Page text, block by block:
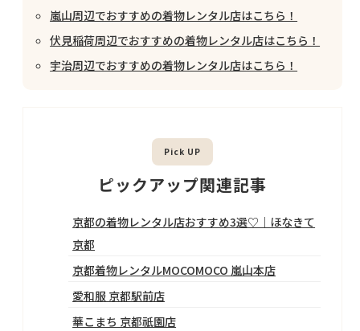
嵐山周辺でおすすめの着物レンタル店はこちら！
伏見稲荷周辺でおすすめの着物レンタル店はこちら！
宇治周辺でおすすめの着物レンタル店はこちら！
ピックアップ関連記事
京都の着物レンタル店おすすめ3選♡｜ほなきて
京都
京都着物レンタルMOCOMOCO 嵐山本店
愛和服 京都駅前店
華こまち 京都祇園店